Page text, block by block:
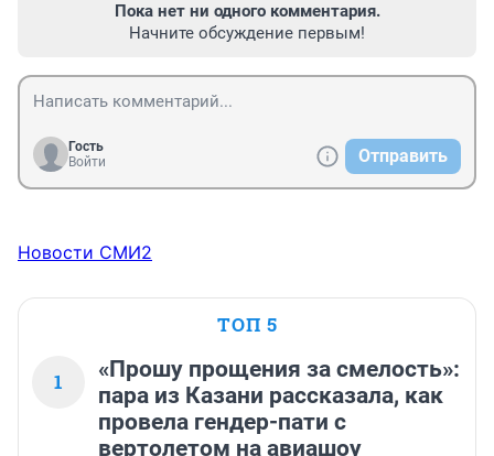
Пока нет ни одного комментария.
Начните обсуждение первым!
Гость
Войти
Отправить
Новости СМИ2
ТОП 5
1
«Прошу прощения за смелость»:
пара из Казани рассказала, как
провела гендер-пати с
вертолетом на авиашоу